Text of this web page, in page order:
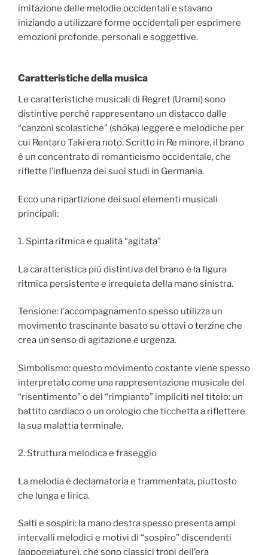
imitazione delle melodie occidentali e stavano
iniziando a utilizzare forme occidentali per esprimere
emozioni profonde, personali e soggettive.
Caratteristiche della musica
Le caratteristiche musicali di Regret (Urami) sono
distintive perché rappresentano un distacco dalle
“canzoni scolastiche” (shōka) leggere e melodiche per
cui Rentaro Taki era noto. Scritto in Re minore, il brano
è un concentrato di romanticismo occidentale, che
riflette l’influenza dei suoi studi in Germania.
Ecco una ripartizione dei suoi elementi musicali
principali:
1. Spinta ritmica e qualità “agitata”
La caratteristica più distintiva del brano è la figura
ritmica persistente e irrequieta della mano sinistra.
Tensione: l’accompagnamento spesso utilizza un
movimento trascinante basato su ottavi o terzine che
crea un senso di agitazione e urgenza.
Simbolismo: questo movimento costante viene spesso
interpretato come una rappresentazione musicale del
“risentimento” o del “rimpianto” impliciti nel titolo: un
battito cardiaco o un orologio che ticchetta a riflettere
la sua malattia terminale.
2. Struttura melodica e fraseggio
La melodia è declamatoria e frammentata, piuttosto
che lunga e lirica.
Salti e sospiri: la mano destra spesso presenta ampi
intervalli melodici e motivi di “sospiro” discendenti
(appoggiature), che sono classici tropi dell’era